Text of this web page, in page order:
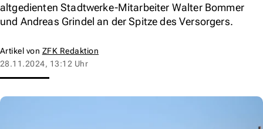
altgedienten Stadtwerke-Mitarbeiter Walter Bommer
und Andreas Grindel an der Spitze des Versorgers.
Artikel von ZFK Redaktion
28.11.2024, 13:12 Uhr